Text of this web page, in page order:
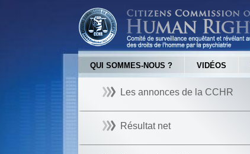
QUI SOMMES-NOUS ? VIDÉOS
Les annonces de la CCHR
Résultat net